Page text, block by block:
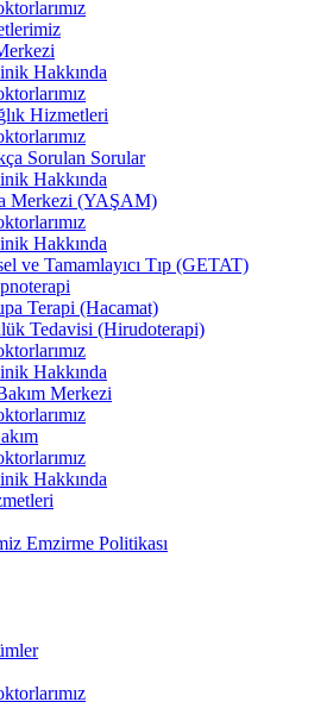
Hakkında
Hizmetleri
Sorulan Sorular
Hakkında
Merkezi (YAŞAM)
Hakkında
ve Tamamlayıcı Tıp (GETAT)
Terapi (Hacamat)
Tedavisi (Hirudoterapi)
Hakkında
Merkezi
Hakkında
Emzirme Politikası